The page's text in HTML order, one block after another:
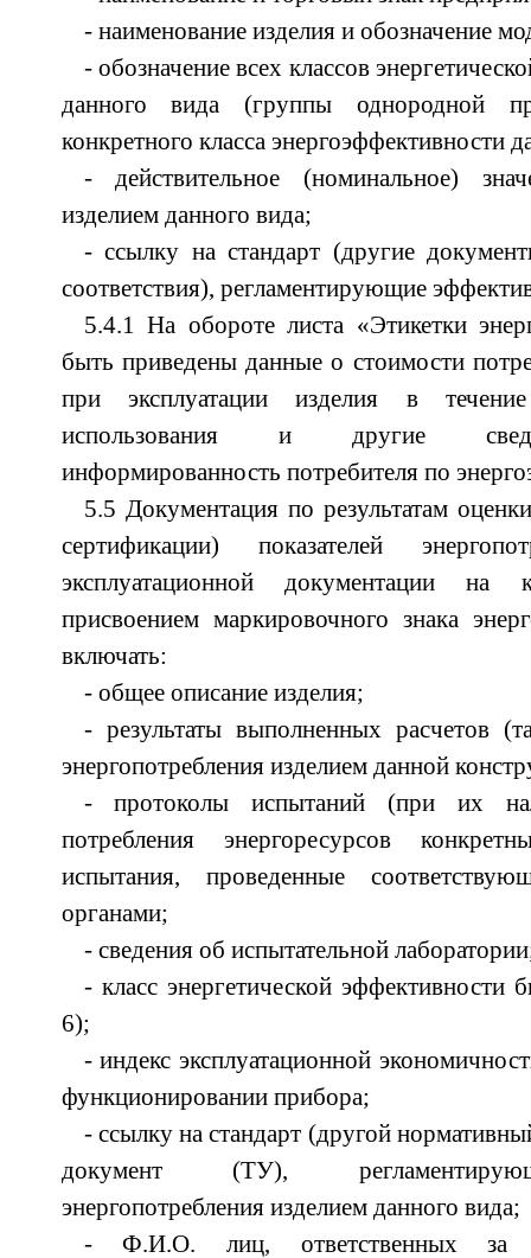
- наименование изделия и обозначение
- обозначение всех классов
данного вида (группы однородной
конкретного класса энергоэффективности
- действительное (номинальное)
изделием данного вида;
- ссылку на стандарт (другие
соответствия), регламентирующие
5.4.1 На обороте листа «Этикетки
быть приведены данные о стоимости
при эксплуатации изделия в
использования и другие
информированность потребителя по
5.5 Документация по результатам
сертификации) показателей
эксплуатационной документации на
присвоением маркировочного знака
включать:
- общее описание изделия;
- результаты выполненных расчетов
энергопотребления изделием данной
- протоколы испытаний (при их
потребления энергоресурсов
испытания, проведенные
органами;
- сведения об испытательной
- класс энергетической эффективности
6);
- индекс эксплуатационной
функционировании прибора;
- ссылку на стандарт (другой
документ (ТУ),
энергопотребления изделием данного вида;
- Ф.И.О. лиц, ответственных за